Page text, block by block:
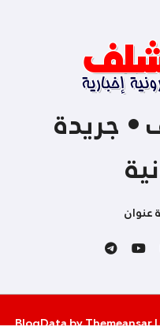
جريدة
عنوان
|
BlogDatabyThemeansar
.